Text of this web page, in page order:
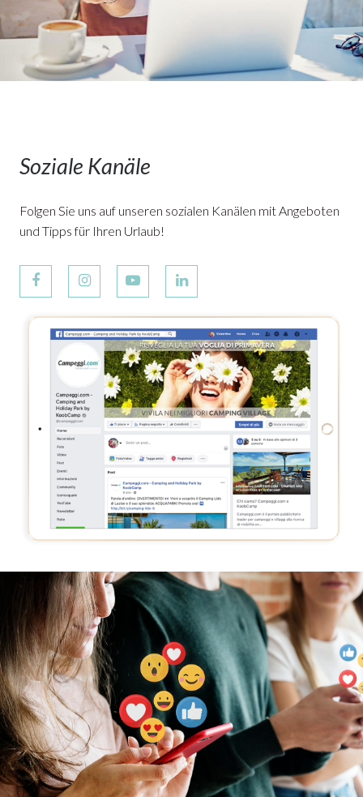
Soziale Kanäle
Folgen Sie uns auf unseren sozialen Kanälen mit Angeboten
und Tipps für Ihren Urlaub!